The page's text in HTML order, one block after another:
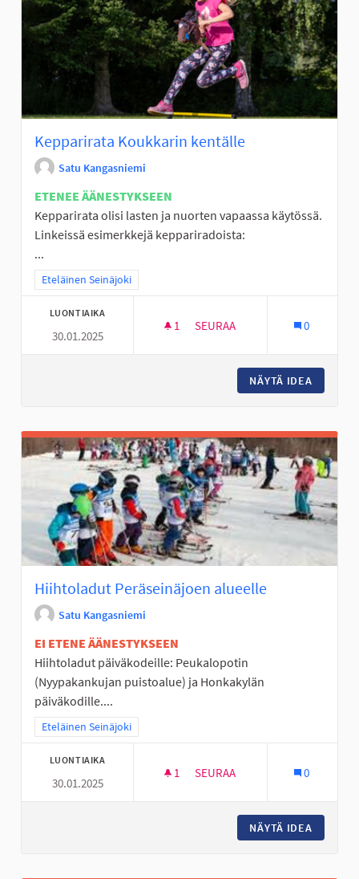
Kepparirata Koukkarin kentälle
Satu Kangasniemi
ETENEE ÄÄNESTYKSEEN
Kepparirata olisi lasten ja nuorten vapaassa käytössä.
Linkeissä esimerkkejä keppariradoista:
...
Rajaa tulokset teeman mukaan: Eteläinen Seinäjoki
Eteläinen Seinäjoki
LUONTIAIKA
30.01.2025
1 1 SEURAAJA
SEURAA 0
NÄYTÄ IDEA
Hiihtoladut Peräseinäjoen alueelle
Satu Kangasniemi
EI ETENE ÄÄNESTYKSEEN
Hiihtoladut päiväkodeille: Peukalopotin
(Nyypakankujan puistoalue) ja Honkakylän
päiväkodille....
Rajaa tulokset teeman mukaan: Eteläinen Seinäjoki
Eteläinen Seinäjoki
LUONTIAIKA
30.01.2025
1 1 SEURAAJA
SEURAA 0
NÄYTÄ IDEA